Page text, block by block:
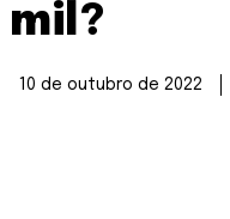
mil?
10 de outubro de 2022